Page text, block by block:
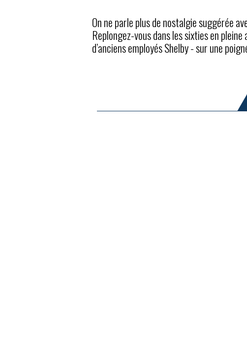
On ne parle plus de nostalgie suggérée
Replongez-vous dans les sixties en
d’anciens employés Shelby - sur une